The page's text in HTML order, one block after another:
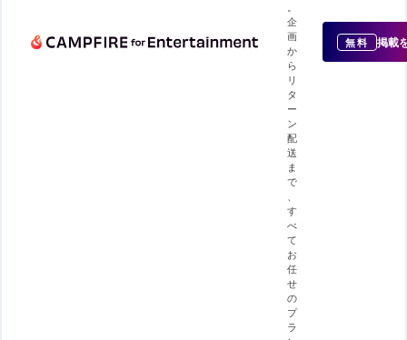
企
画
か
ら
リ
タ
ー
ン
配
送
ま
で
す
べ
て
お
任
せ
の
プ
ラ
無料 掲載